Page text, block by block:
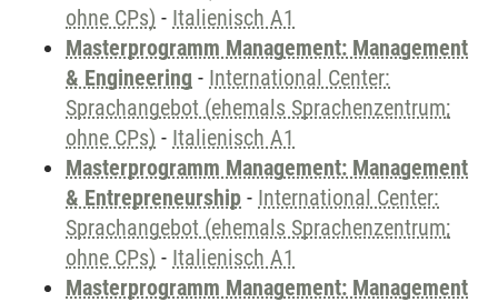
ohne CPs) - Italienisch A1
Masterprogramm Management: Management
& Engineering - International Center:
Sprachangebot (ehemals Sprachenzentrum;
ohne CPs) - Italienisch A1
Masterprogramm Management: Management
& Entrepreneurship - International Center:
Sprachangebot (ehemals Sprachenzentrum;
ohne CPs) - Italienisch A1
Masterprogramm Management: Management